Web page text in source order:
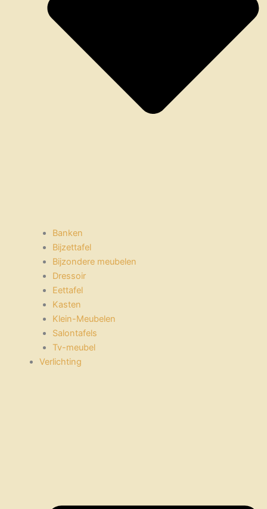
Banken
Bijzettafel
Bijzondere meubelen
Dressoir
Eettafel
Kasten
Klein-Meubelen
Salontafels
Tv-meubel
Verlichting